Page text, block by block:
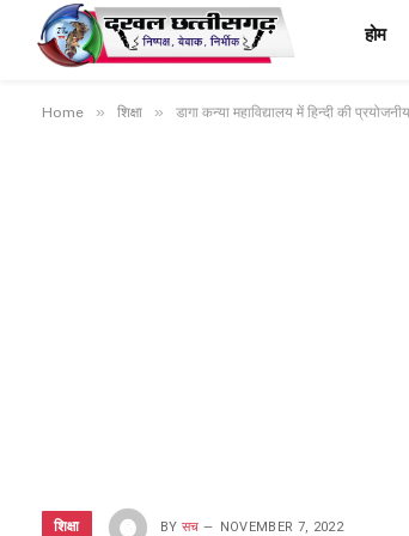
होम
Home » शिक्षा » डागा कन्या महाविद्यालय में हिन्दी की
शिक्षा BY सच NOVEMBER 7, 2022